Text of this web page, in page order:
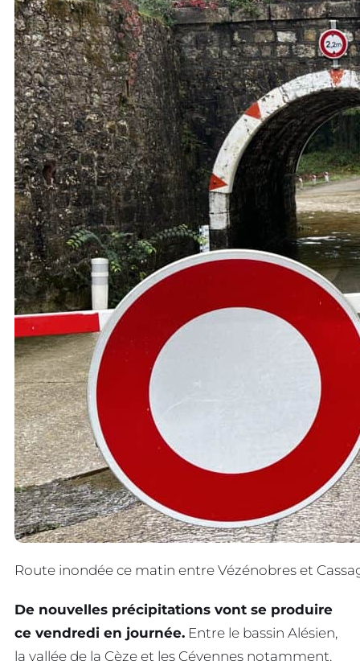
Route inondée ce matin entre Vézénobres et
De nouvelles précipitations vont se produire
ce vendredi en journée. Entre le bassin Alésien,
la vallée de la Cèze et les Cévennes notamment.